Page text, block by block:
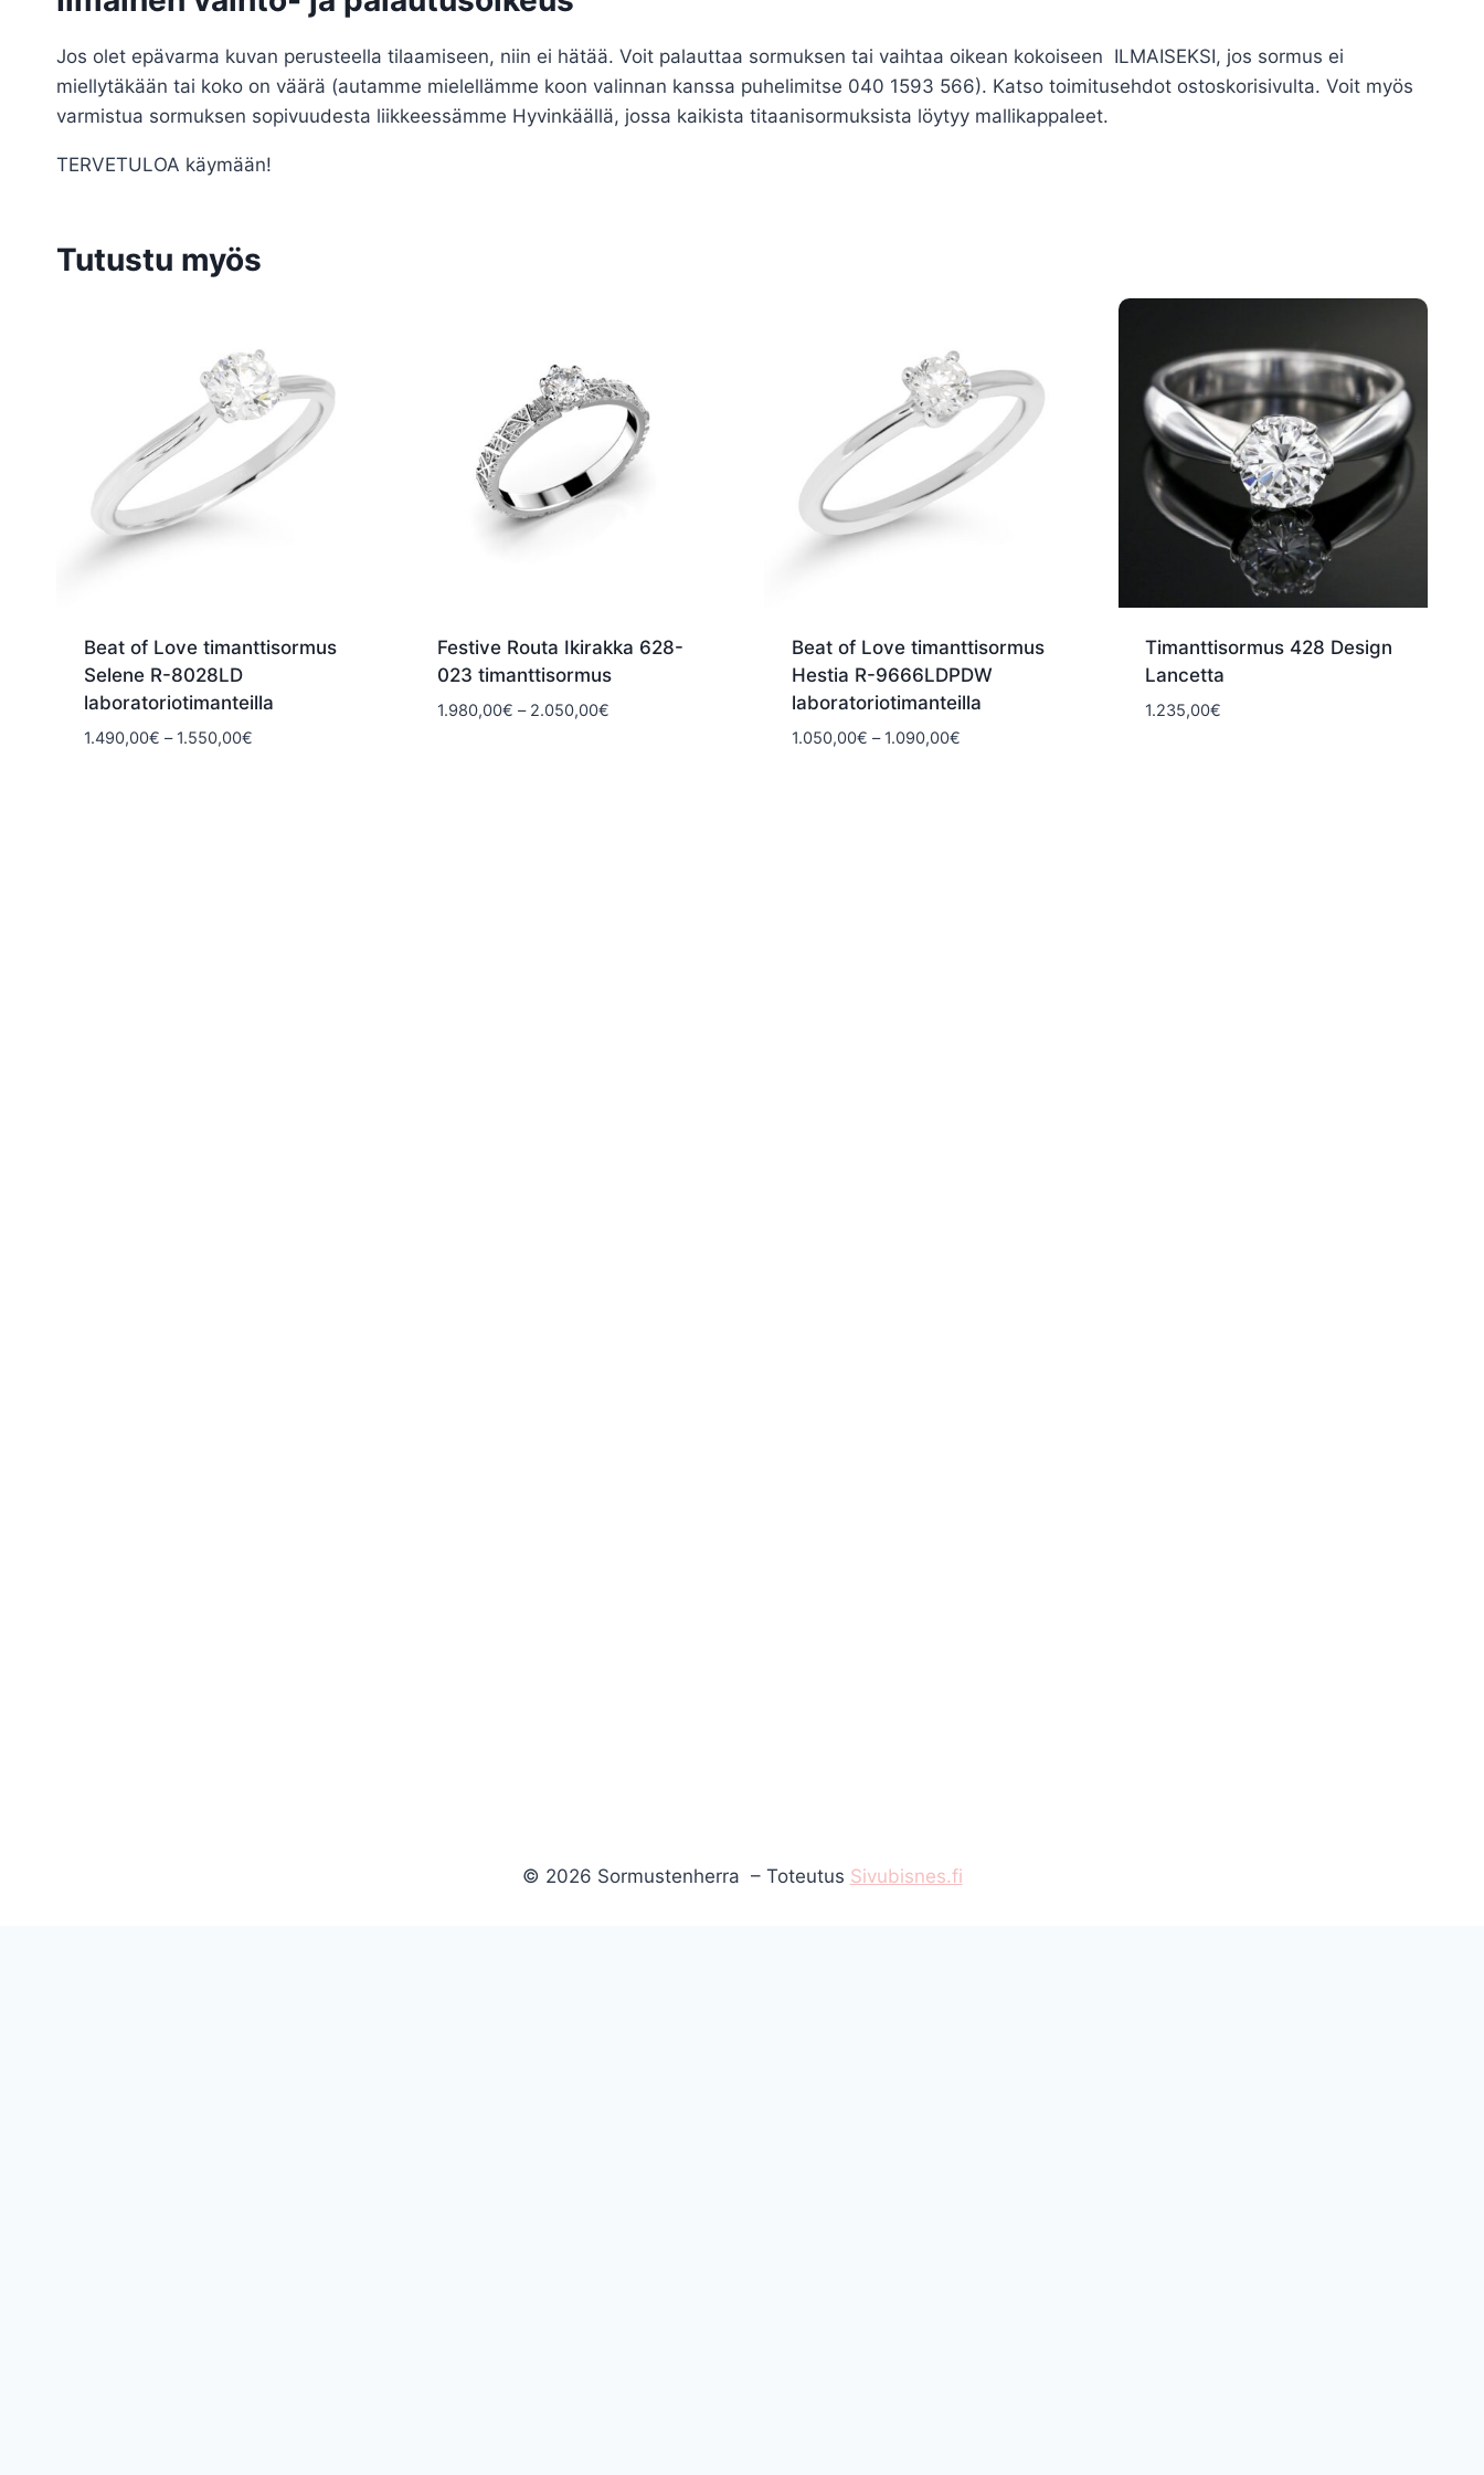
Jos olet epävarma kuvan perusteella tilaamiseen, niin ei hätää. Voit palauttaa sormuksen tai vaihtaa oikean kokoiseen ILMAISEKSI, jos sormus ei
miellytäkään tai koko on väärä (autamme mielellämme koon valinnan kanssa puhelimitse 040 1593 566). Katso toimitusehdot ostoskorisivulta. Voit myös
varmistua sormuksen sopivuudesta liikkeessämme Hyvinkäällä, jossa kaikista titaanisormuksista löytyy mallikappaleet.
TERVETULOA käymään!
Tutustu myös
Beat of Love timanttisormus
Selene R-8028LD
laboratoriotimanteilla
1.490,00€ – 1.550,00€Hintaluokka:
Festive Routa Ikirakka 628-
023 timanttisormus
1.980,00€ – 2.050,00€
Beat of Love timanttisormus
Hestia R-9666LDPDW
laboratoriotimanteilla
1.050,00€ – 1.090,00€Hintaluokka:
Timanttisormus 428 Design
Lancetta
1.235,00€
© 2026 Sormustenherra – Toteutus Sivubisnes.fi